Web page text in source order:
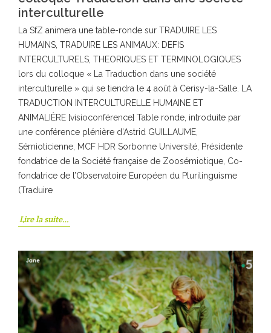
interculturelle
La SfZ animera une table-ronde sur TRADUIRE LES
HUMAINS, TRADUIRE LES ANIMAUX: DEFIS
INTERCULTURELS, THEORIQUES ET TERMINOLOGIQUES
lors du colloque « La Traduction dans une société
interculturelle » qui se tiendra le 4 août à Cerisy-la-Salle. LA
TRADUCTION INTERCULTURELLE HUMAINE ET
ANIMALIÈRE [visioconférence] Table ronde, introduite par
une conférence plénière d’Astrid GUILLAUME,
Sémioticienne, MCF HDR Sorbonne Université, Présidente
fondatrice de la Société française de Zoosémiotique, Co-
fondatrice de l’Observatoire Européen du Plurilinguisme
(Traduire
Lire la suite…